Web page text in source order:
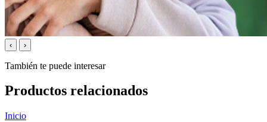
‹ ›
También te puede interesar
Productos relacionados
Inicio